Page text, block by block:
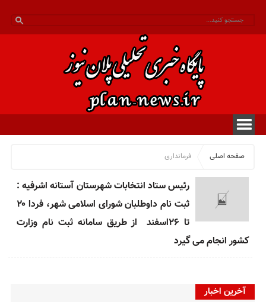
صفحه اصلی فرمانداری
رئیس ستاد انتخابات شهرستان آستانه اشرفیه :
ثبت نام داوطلبان شورای اسلامی شهر، فردا ۲۰
تا ۲۶اسفند از طریق سامانه ثبت نام وزارت
کشور انجام می گیرد
آخرین اخبار